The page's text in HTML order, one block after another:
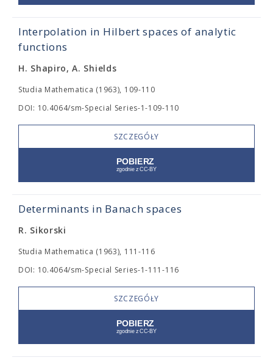
Interpolation in Hilbert spaces of analytic
functions
H. Shapiro, A. Shields
Studia Mathematica (1963), 109-110
DOI: 10.4064/sm-Special Series-1-109-110
SZCZEGÓŁY
Determinants in Banach spaces
R. Sikorski
Studia Mathematica (1963), 111-116
DOI: 10.4064/sm-Special Series-1-111-116
SZCZEGÓŁY